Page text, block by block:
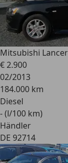
Mitsubishi Lancer
€ 2.900
02/2013
184.000 km
Diesel
- (l/100 km)
Händler
DE 92714